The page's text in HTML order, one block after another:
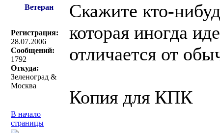
Ветеран
Регистрация:
28.07.2006
Сообщений:
1792
Откуда:
Зеленоград &
Москва
Скажите кто-
которая иногда
отличается от
Копия для КПК
В начало
страницы